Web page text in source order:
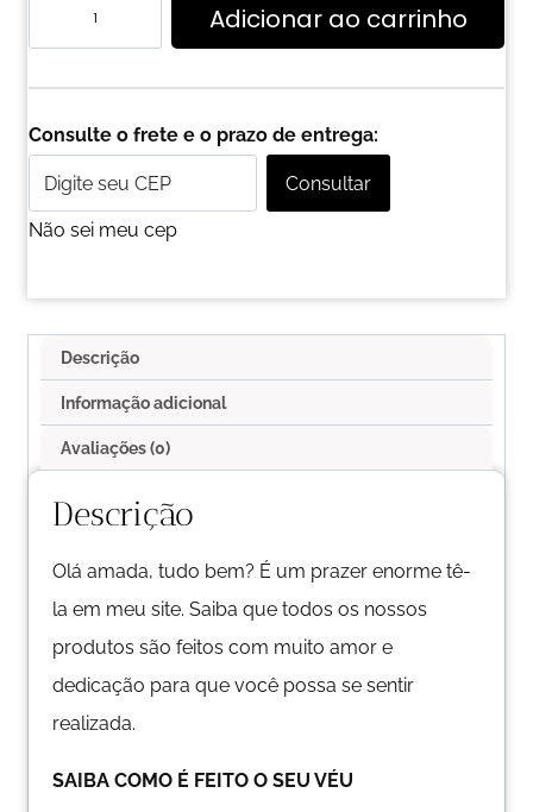
Adicionar ao carrinho
Consulte o frete e o prazo de entrega:
Consultar
Não sei meu cep
Descrição
Informação adicional
Avaliações (0)
Descrição
Olá amada, tudo bem? É um prazer enorme tê-
la em meu site. Saiba que todos os nossos
produtos são feitos com muito amor e
dedicação para que você possa se sentir
realizada.
SAIBA COMO É FEITO O SEU VÉU